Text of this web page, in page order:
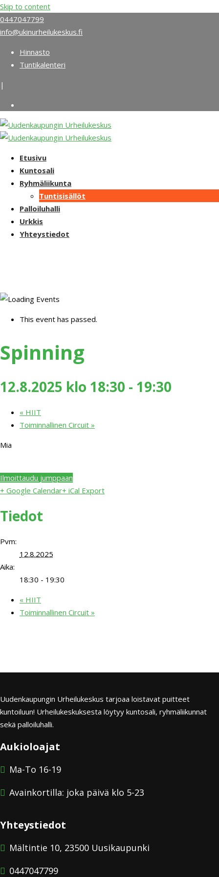
Skip to content
0447047799
info@ukinurheilukeskus.fi
Hinnasto
Tuntikalenteri
|
Etusivu
Kuntosali
Ryhmäliikunta
Tuntisisällöt
Palloiluhalli
Urkkis
Yhteystiedot
This event has passed.
Spinning
12.8.2025 klo 18:30 - 19:30
« HIIT
Toiminnallinen Circuit »
Mia
Ilmoittaudu jumppaan
+ Google Calendar+ iCal Export
Tiedot
Pvm:
12.8.2025
Aika:
18:30 - 19:30
« HIIT
Toiminnallinen Circuit »
Uudenkaupungin Urheilukeskus tarjoaa loistavat puitteet
kuntoiluun! Urheilukeskuksesta löytyy kuntosali, ryhmäliikunnat
sekä palloiluhalli.
Aukioloajat
Ma-To 16-19
Avainkortilla: joka päivä klo 5-23
Yhteystiedot
Mältintie 10, 23500 Uusikaupunki
0447047799